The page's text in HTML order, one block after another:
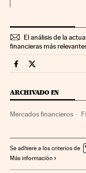
El análisis de la
financieras más
MercadosMercados
ARCHIVADO EN
Mercados financieros
Se adhiere a los criterios de
Más información